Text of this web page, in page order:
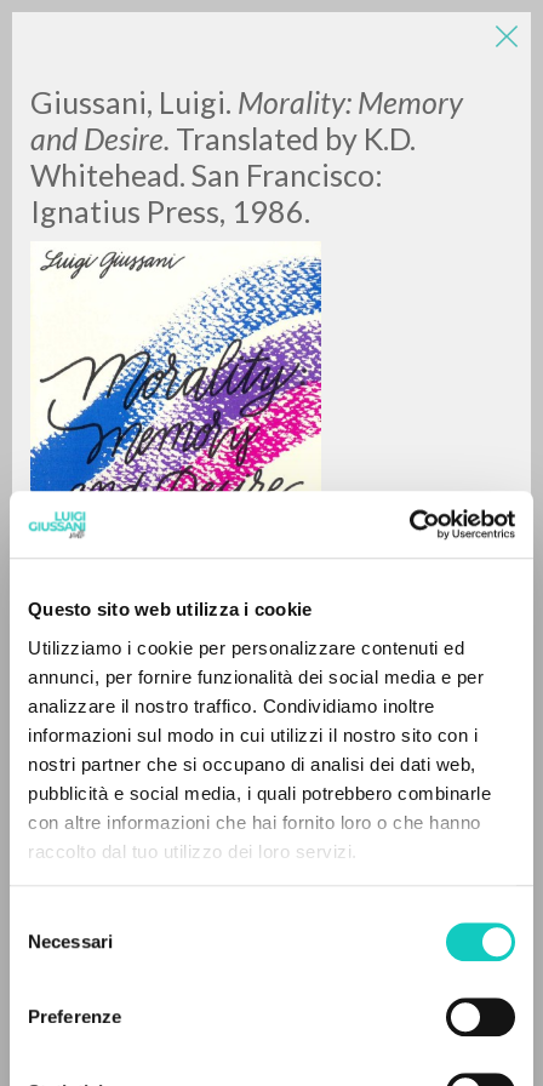
Questo sito web utilizza i cookie
Utilizziamo i cookie per personalizzare contenuti ed
annunci, per fornire funzionalità dei social media e per
analizzare il nostro traffico. Condividiamo inoltre
informazioni sul modo in cui utilizzi il nostro sito con i
nostri partner che si occupano di analisi dei dati web,
pubblicità e social media, i quali potrebbero combinarle
con altre informazioni che hai fornito loro o che hanno
raccolto dal tuo utilizzo dei loro servizi.
delNecessari
Preferenze
Giussani, Luigi. Morality: Memory
and Desire. Translated by K.D.
Whitehead. San Francisco:
Ignatius Press, 1986.
Giussani LuigiAuthor
Whithehead K.D.Translator
Ignatius Press
English
06/06/2025
0RESULTS FOUND
THE PROJECT
bibliographic references, full texts in 5
languages, and dedicated thematic sections.